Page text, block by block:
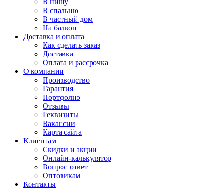
В нишу
В спальню
В частный дом
На балкон
Доставка и оплата
Как сделать заказ
Доставка
Оплата и рассрочка
О компании
Производство
Гарантия
Портфолио
Отзывы
Реквизиты
Вакансии
Карта сайта
Клиентам
Скидки и акции
Онлайн-калькулятор
Вопрос-ответ
Оптовикам
Контакты